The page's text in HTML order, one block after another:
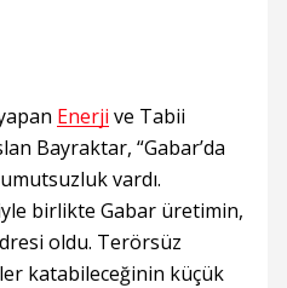
Enerji ve Tabii
Bayraktar, “Gabar’da
vardı.
birlikte Gabar üretimin,
oldu. Terörsüz
katabileceğinin küçük